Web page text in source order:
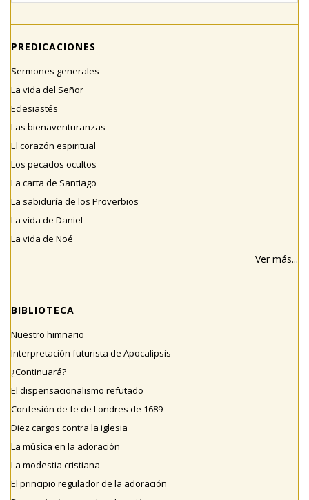
PREDICACIONES
Sermones generales
La vida del Señor
Eclesiastés
Las bienaventuranzas
El corazón espiritual
Los pecados ocultos
La carta de Santiago
La sabiduría de los Proverbios
La vida de Daniel
La vida de Noé
Ver más...
BIBLIOTECA
Nuestro himnario
Interpretación futurista de Apocalipsis
¿Continuará?
El dispensacionalismo refutado
Confesión de fe de Londres de 1689
Diez cargos contra la iglesia
La música en la adoración
La modestia cristiana
El principio regulador de la adoración